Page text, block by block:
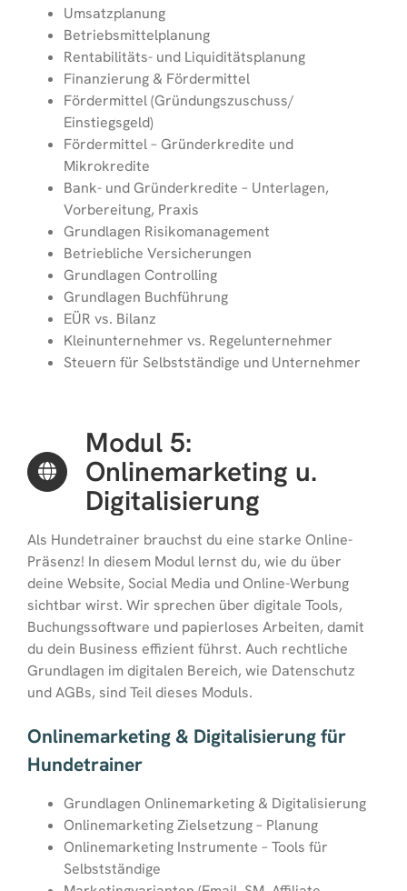
Umsatzplanung
Betriebsmittelplanung
Rentabilitäts- und Liquiditätsplanung
Finanzierung & Fördermittel
Fördermittel (Gründungszuschuss/
Einstiegsgeld)
Fördermittel – Gründerkredite und
Mikrokredite
Bank- und Gründerkredite – Unterlagen,
Vorbereitung, Praxis
Grundlagen Risikomanagement
Betriebliche Versicherungen
Grundlagen Controlling
Grundlagen Buchführung
EÜR vs. Bilanz
Kleinunternehmer vs. Regelunternehmer
Steuern für Selbstständige und Unternehmer
Modul 5:
Onlinemarketing u.
Digitalisierung
Als Hundetrainer brauchst du eine starke Online-
Präsenz! In diesem Modul lernst du, wie du über
deine Website, Social Media und Online-Werbung
sichtbar wirst. Wir sprechen über digitale Tools,
Buchungssoftware und papierloses Arbeiten, damit
du dein Business effizient führst. Auch rechtliche
Grundlagen im digitalen Bereich, wie Datenschutz
und AGBs, sind Teil dieses Moduls.
Onlinemarketing & Digitalisierung für
Hundetrainer
Grundlagen Onlinemarketing & Digitalisierung
Onlinemarketing Zielsetzung – Planung
Onlinemarketing Instrumente – Tools für
Selbstständige